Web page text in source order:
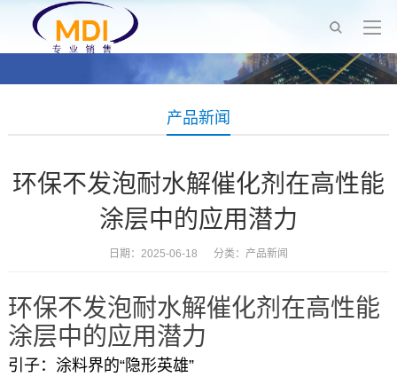
产品新闻
环保不发泡耐水解催化剂在高性能
涂层中的应用潜力
日期：2025-06-18 分类： 产品新闻
环保不发泡耐水解催化剂在高性能
涂层中的应用潜力
引子：涂料界的“隐形英雄”